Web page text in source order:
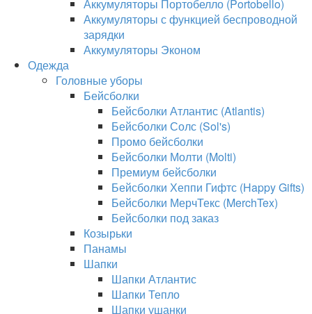
Аккумуляторы Портобелло (Portobello)
Аккумуляторы с функцией беспроводной
зарядки
Аккумуляторы Эконом
Одежда
Головные уборы
Бейсболки
Бейсболки Атлантис (Atlantis)
Бейсболки Солс (Sol's)
Промо бейсболки
Бейсболки Молти (Molti)
Премиум бейсболки
Бейсболки Хеппи Гифтс (Happy Gifts)
Бейсболки МерчТекс (MerchTex)
Бейсболки под заказ
Козырьки
Панамы
Шапки
Шапки Атлантис
Шапки Тепло
Шапки ушанки